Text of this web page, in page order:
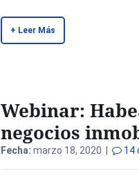
+ Leer Más
Webinar:
negocios
Fecha: marzo 18, 2020 | 14